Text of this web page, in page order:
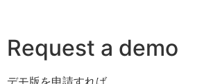
Request a demo
デモ版を申請すれば